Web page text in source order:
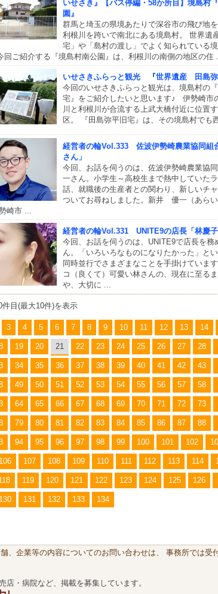
いせさき』【バス停編・58か所目】境島村
園』
群馬と埼玉の県境あたりで深谷市の飛び地を
利根川を跨いで南北にある境島村。 世界遺
宅」や「島村の渡し」でよく知られている
回ご紹介する『境島村南公園』は、利根川の南側の地区の住
いせさきふらっと観光 『世界遺産 田島弥
今回のいせさきふらっと観光は、境島村の
宅』をご紹介したいと思います♪ 伊勢崎市
川と利根川が合流する上武大橋付近に位置
区。 『田島弥平旧宅』は、その境島村でも
経営者の輪Vol.333 佐波伊勢崎農業協同組
さん」
今回、お話を伺うのは、佐波伊勢崎農業協
一さん。小学生～高校生まで熱中していた
話、就職後の生産者との関わり、新しいチ
ついてお尋ねしました。新井 優一（あら
崎市 ...
経営者の輪Vol.331 UNITE9の店長「林慶子
今回、お話を伺うのは、UNITE9で店長を務
ん。「いろいろなものになりたかった」とい
同時並行でさまざまなことを手掛けていま
コ（良くて）可愛い林さんの、現在に至る
や、大切に ...
件目(最大10件)を表示
3 4 5 6 7 8 9 10 11 12 13 14
19 20 21 22 23 24 25 26 27 28
34 35 36 37 38 39 40 41 42 43
49 50 51 52 53 54 55 56 57 58
64 65 66 67 68 69 70 71 72 73
79 80 81 82 83 84 85 86 87 88
94 95 96 97 98 99 100 101 102
106 107 108 109 110 111 112 113 114
119 120 121 122 123 124 125 126
130 131 132 133 134
、企業等の内容についてのお問い合わせは、 事務所では受
店・病院など、掲載を募集しています。